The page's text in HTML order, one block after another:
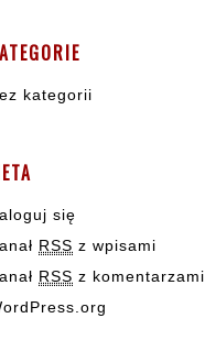
kategorii
się
RSS z wpisami
RSS z komentarzami